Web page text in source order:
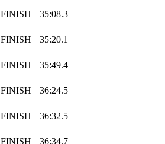
FINISH 35:08.3
FINISH 35:20.1
FINISH 35:49.4
FINISH 36:24.5
FINISH 36:32.5
FINISH 36:34.7